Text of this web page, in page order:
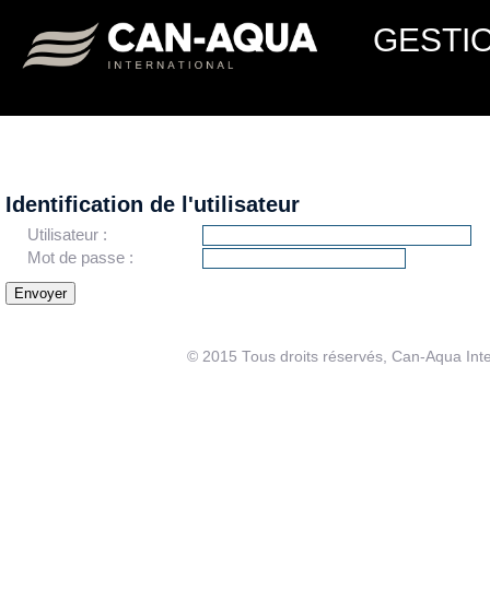
Identification de l'utilisateur
Utilisateur :
Mot de passe :
© 2015 Tous droits réservés, Can-Aqua